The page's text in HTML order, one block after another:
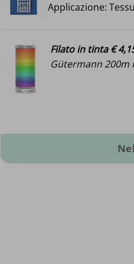
Applicazione:
Filato in tinta €
Gütermann 200m